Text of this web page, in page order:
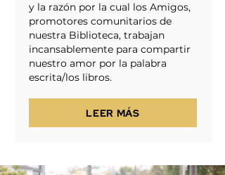
y la razón por la cual los Amigos,
promotores comunitarios de
nuestra Biblioteca, trabajan
incansablemente para compartir
nuestro amor por la palabra
escrita/los libros.
LEER MÁS